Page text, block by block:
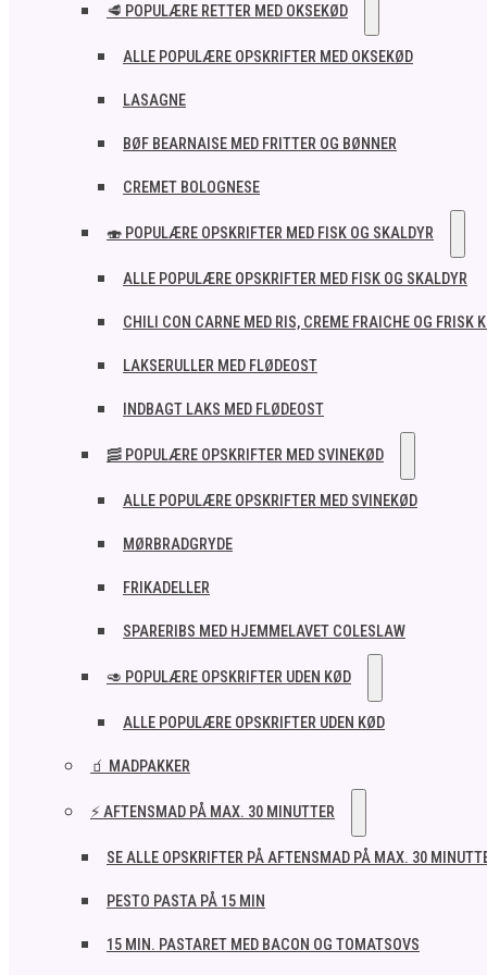
🥩 POPULÆRE RETTER MED OKSEKØD
ALLE POPULÆRE OPSKRIFTER MED OKSEKØD
LASAGNE
BØF BEARNAISE MED FRITTER OG BØNNER
CREMET BOLOGNESE
🍣 POPULÆRE OPSKRIFTER MED FISK OG SKALDYR
ALLE POPULÆRE OPSKRIFTER MED FISK OG SKALDYR
CHILI CON CARNE MED RIS, CREME FRAICHE OG FRISK
LAKSERULLER MED FLØDEOST
INDBAGT LAKS MED FLØDEOST
🥓 POPULÆRE OPSKRIFTER MED SVINEKØD
ALLE POPULÆRE OPSKRIFTER MED SVINEKØD
MØRBRADGRYDE
FRIKADELLER
SPARERIBS MED HJEMMELAVET COLESLAW
🥑 POPULÆRE OPSKRIFTER UDEN KØD
ALLE POPULÆRE OPSKRIFTER UDEN KØD
🧃 MADPAKKER
⚡ AFTENSMAD PÅ MAX. 30 MINUTTER
SE ALLE OPSKRIFTER PÅ AFTENSMAD PÅ MAX. 30
PESTO PASTA PÅ 15 MIN
15 MIN. PASTARET MED BACON OG TOMATSOVS